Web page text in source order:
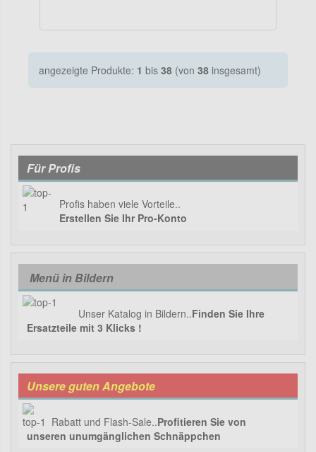
angezeigte Produkte: 1 bis 38 (von 38 insgesamt)
Für Profis
Profis haben viele Vorteile..
Erstellen Sie Ihr Pro-Konto
Menü in Bildern
Unser Katalog in Bildern..Finden Sie Ihre
Ersatzteile mit 3 Klicks !
Unsere guten Angebote
Rabatt und Flash-Sale..Profitieren Sie von
unseren unumgänglichen Schnäppchen